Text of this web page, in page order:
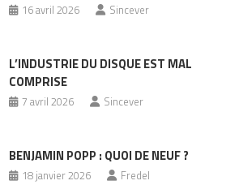
16 avril 2026 Sincever
L’INDUSTRIE DU DISQUE EST MAL
COMPRISE
7 avril 2026 Sincever
BENJAMIN POPP : QUOI DE NEUF ?
18 janvier 2026 Fredel